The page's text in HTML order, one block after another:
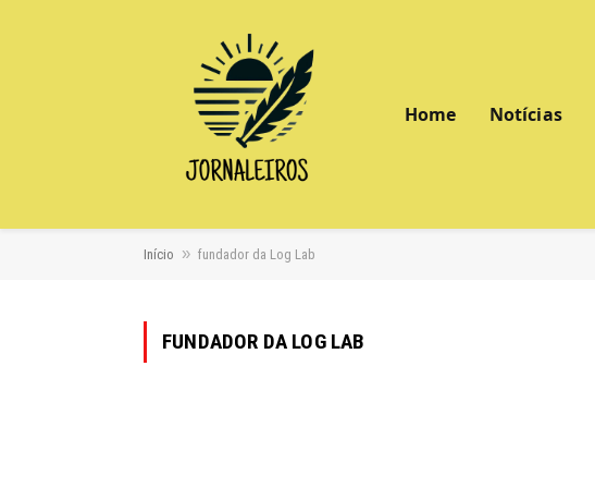
Home Notícias
Início » fundador da Log Lab
FUNDADOR DA LOG LAB